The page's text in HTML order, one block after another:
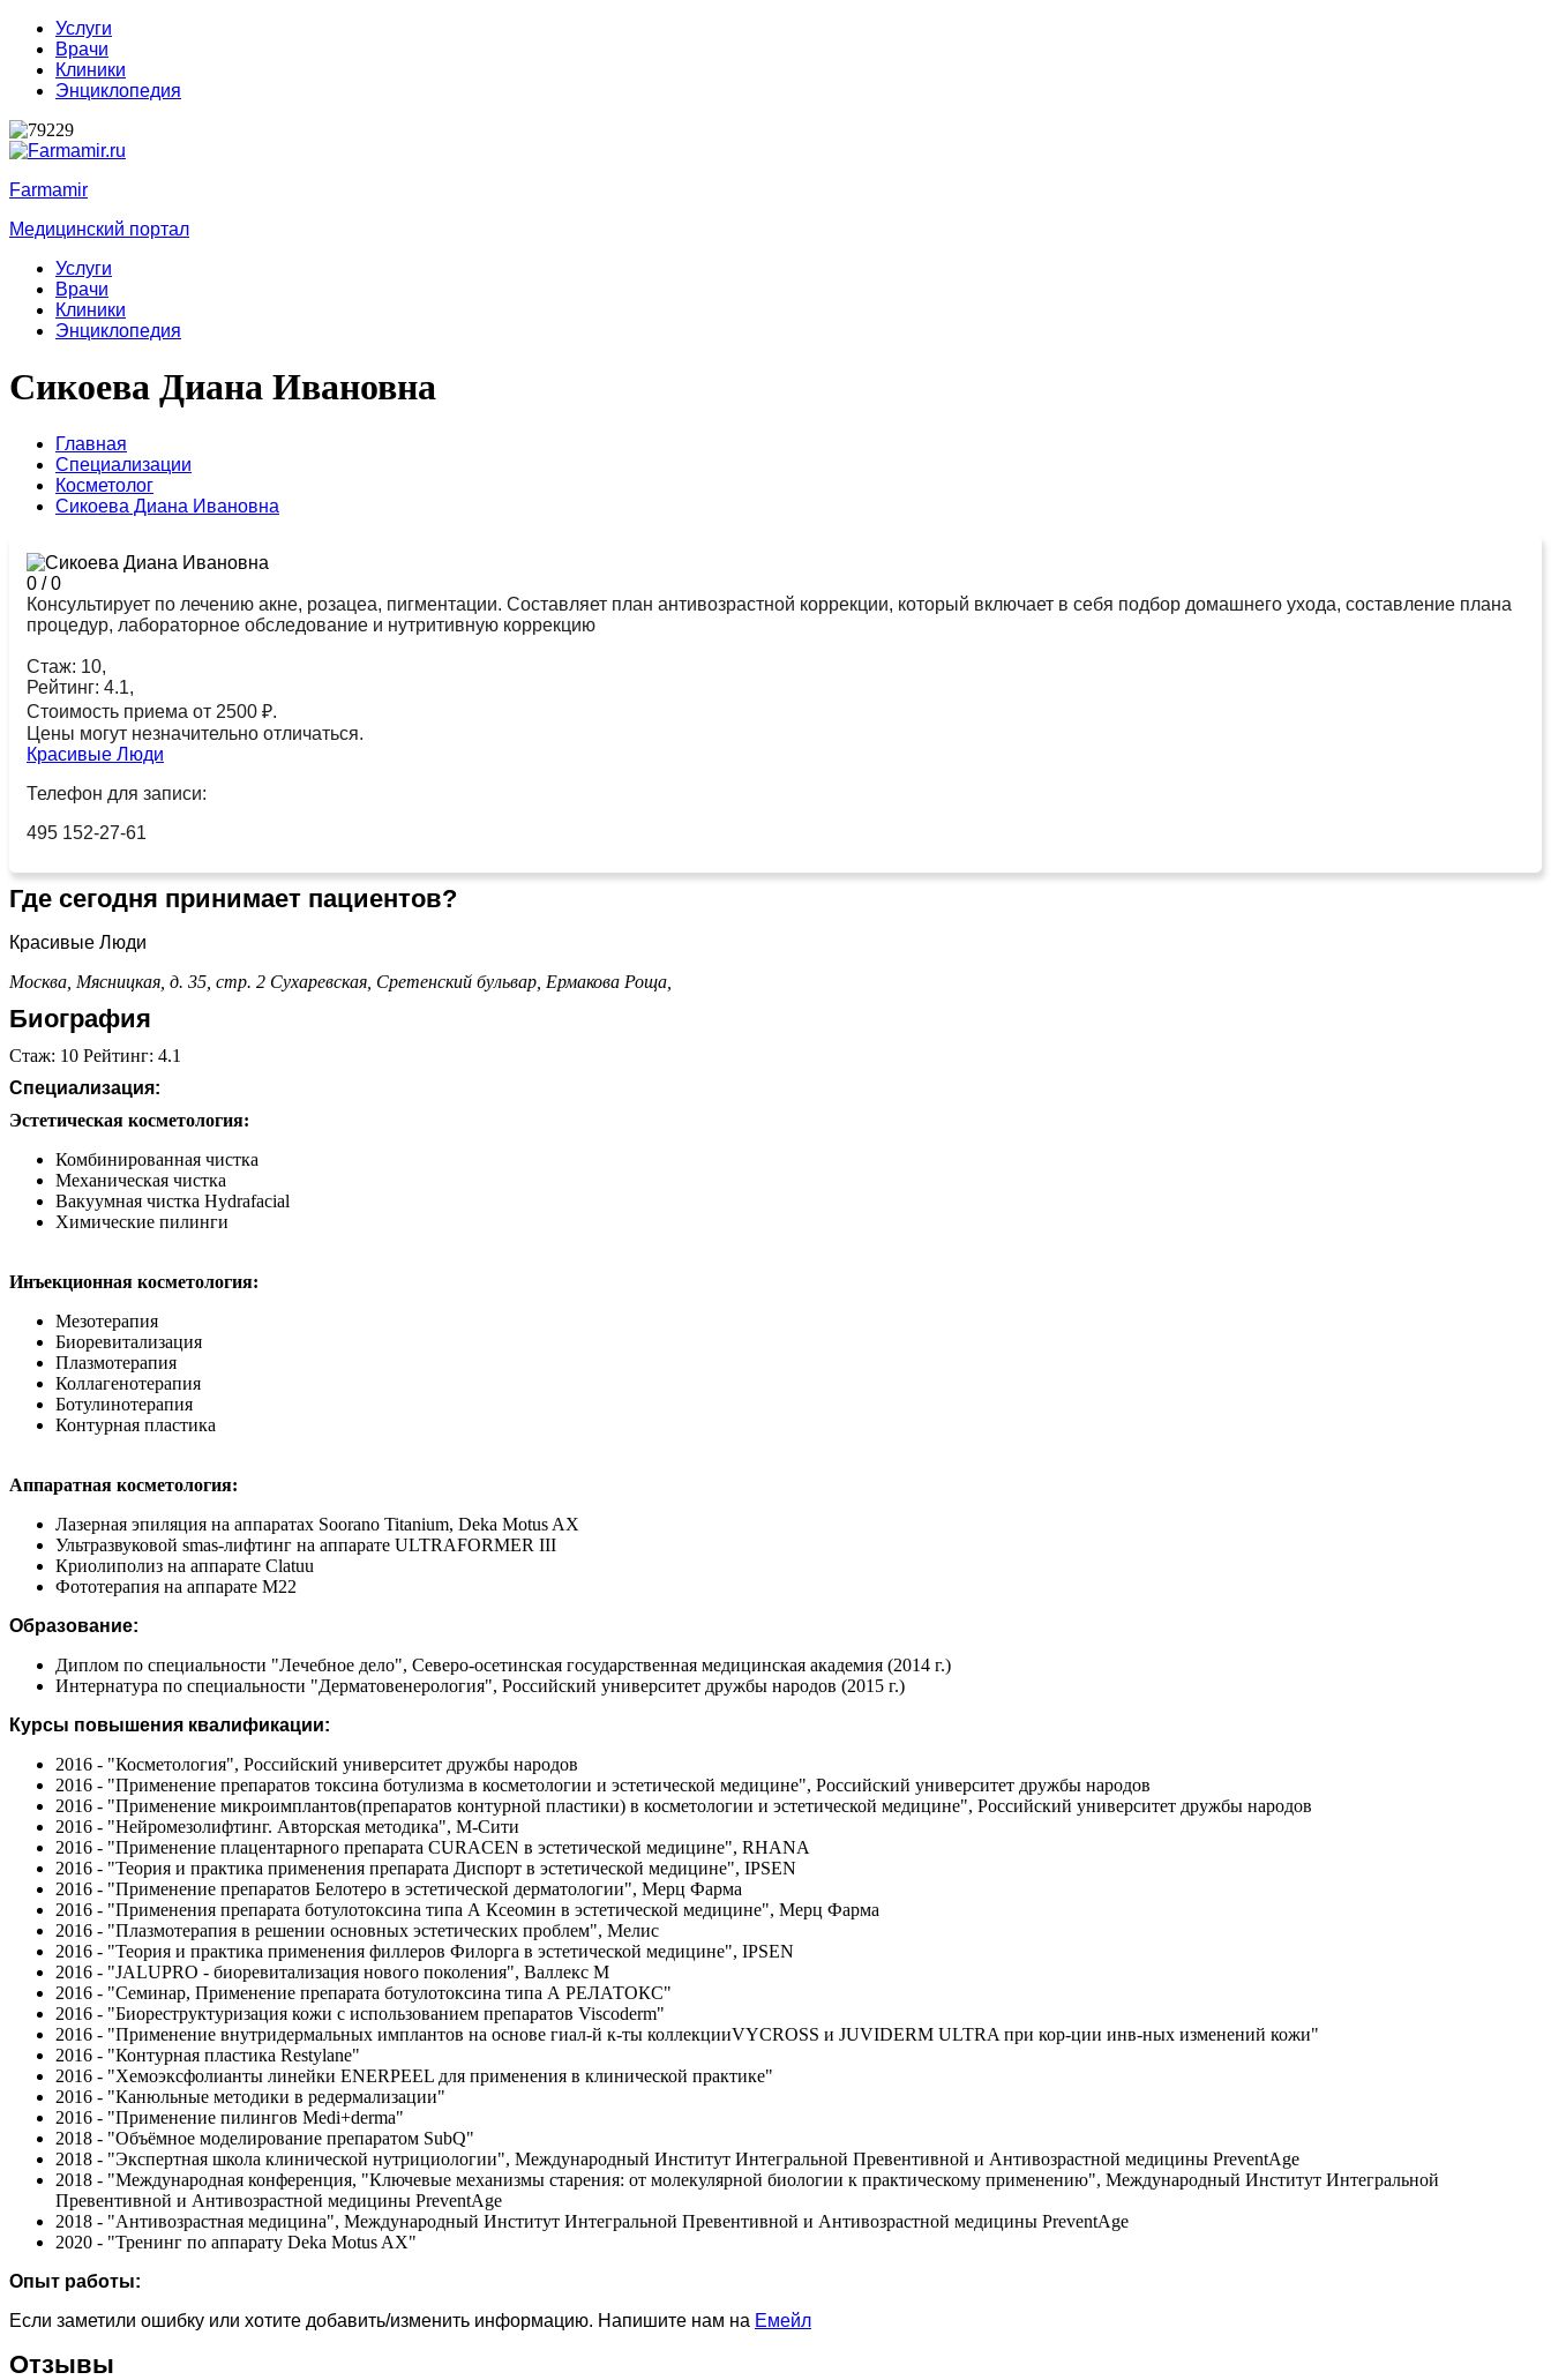
Услуги
Врачи
Клиники
Энциклопедия
Farmamir
Медицинский портал
Услуги
Врачи
Клиники
Энциклопедия
Сикоева Диана Ивановна
Главная
Специализации
Косметолог
Сикоева Диана Ивановна
0 /0
Консультирует по лечению акне, розацеа, пигментации. Составляет план антивозрастной коррекции, который включает в себя подбор домашнего ухода, составление плана
процедур, лабораторное обследование и нутритивную коррекцию
Стаж: 10,
Рейтинг: 4.1,
Стоимость приема от 2500 ₽.
Цены могут незначительно отличаться.
Красивые Люди
Телефон для записи:
495 152-27-61
Где сегодня принимает пациентов?
Красивые Люди
Москва, Мясницкая, д. 35, стр. 2 Сухаревская, Сретенский бульвар, Ермакова Роща,
Биография
Стаж: 10 Рейтинг: 4.1
Специализация:
Эстетическая косметология:
Комбинированная чистка
Механическая чистка
Вaкуумная чистка Hydrafacial
Химические пилинги
Инъекционная косметология:
Мезотерапия
Биоревитализация
Плазмотерапия
Коллагенотерапия
Ботулинотерапия
Контурная пластика
Аппаратная косметология:
Лазерная эпиляция на аппаратах Soorano Titanium, Deka Motus AX
Ультразвуковой smas-лифтинг на аппарате ULTRAFORMER III
Криолиполиз на аппарате Clatuu
Фототерапия на аппарате М22
Образование:
Диплом по специальности "Лечебное дело", Северо-осетинская государственная медицинская академия (2014 г.)
Интернатура по специальности "Дерматовенерология", Российский университет дружбы народов (2015 г.)
Курсы повышения квалификации:
2016 - "Косметология", Российский университет дружбы народов
2016 - "Применение препаратов токсина ботулизма в косметологии и эстетической медицине", Российский университет дружбы народов
2016 - "Применение микроимплантов(препаратов контурной пластики) в косметологии и эстетической медицине", Российский университет дружбы народов
2016 - "Нейромезолифтинг. Авторская методика", М-Сити
2016 - "Применение плацентарного препарата CURACEN в эстетической медицине", RHANA
2016 - "Теория и практика применения препарата Диспорт в эстетической медицине", IPSEN
2016 - "Применение препаратов Белотеро в эстетической дерматологии", Мерц Фарма
2016 - "Применения препарата ботулотоксина типа А Ксеомин в эстетической медицине", Мерц Фарма
2016 - "Плазмотерапия в решении основных эстетических проблем", Мелис
2016 - "Теория и практика применения филлеров Филорга в эстетической медицине", IPSEN
2016 - "JALUPRO - биоревитализация нового поколения", Валлекс М
2016 - "Семинар, Применение препарата ботулотоксина типа А РЕЛАТОКС"
2016 - "Биореструктуризация кожи с использованием препаратов Viscoderm"
2016 - "Применение внутридермальных имплантов на основе гиал-й к-ты коллекцииVYCROSS и JUVIDERM ULTRA при кор-ции инв-ных изменений кожи"
2016 - "Контурная пластика Restylane"
2016 - "Хемоэксфолианты линейки ENERPEEL для применения в клинической практике"
2016 - "Канюльные методики в редермализации"
2016 - "Применение пилингов Medi+derma"
2018 - "Объёмное моделирование препаратом SubQ"
2018 - "Экспертная школа клинической нутрициологии", Международный Институт Интегральной Превентивной и Антивозрастной медицины PreventAge
2018 - "Международная конференция, "Ключевые механизмы старения: от молекулярной биологии к практическому применению", Международный Институт Интегральной
Превентивной и Антивозрастной медицины PreventAge
2018 - "Антивозрастная медицина", Международный Институт Интегральной Превентивной и Антивозрастной медицины PreventAge
2020 - "Тренинг по аппарату Deka Motus AX"
Опыт работы:
Если заметили ошибку или хотите добавить/изменить информацию. Напишите нам на Емейл
Отзывы